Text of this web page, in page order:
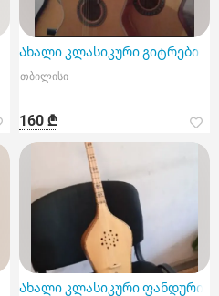
Ახალი კლასიკური გიტრები
თბილისი
160 ₾
Ახალი კლასიკური ფანდური